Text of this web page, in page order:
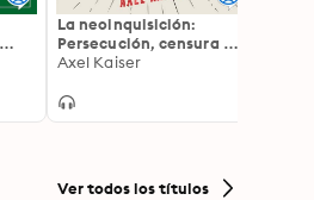
La neoinquisición:
Persecución, censura y
decadencia cultural en
Axel Kaiser
Ver todos los títulos